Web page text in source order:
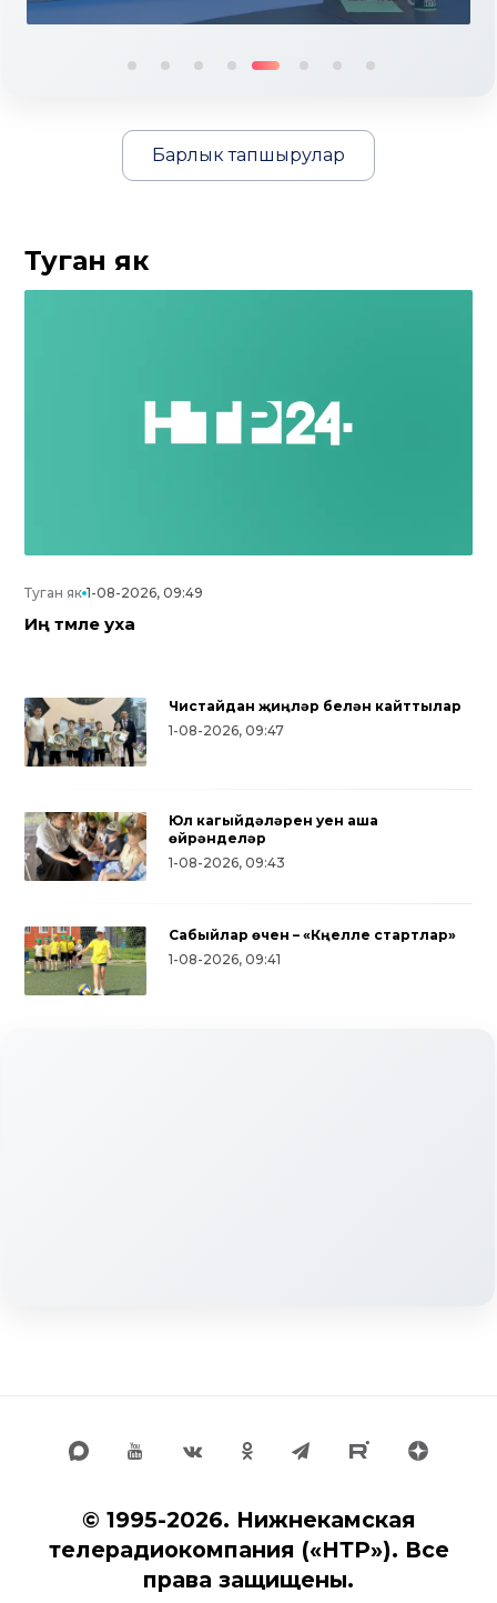
Барлык тапшырулар
Туган як
Туган як 1-08-2026, 09:49
Иң тәмле уха
Чистайдан җиңүләр белән кайттылар
1-08-2026, 09:47
Юл кагыйдәләрен уен аша
өйрәнделәр
1-08-2026, 09:43
Сабыйлар өчен – «Күңелле стартлар»
1-08-2026, 09:41
© 1995-2026. Нижнекамская
телерадиокомпания («НТР»). Все
права защищены.